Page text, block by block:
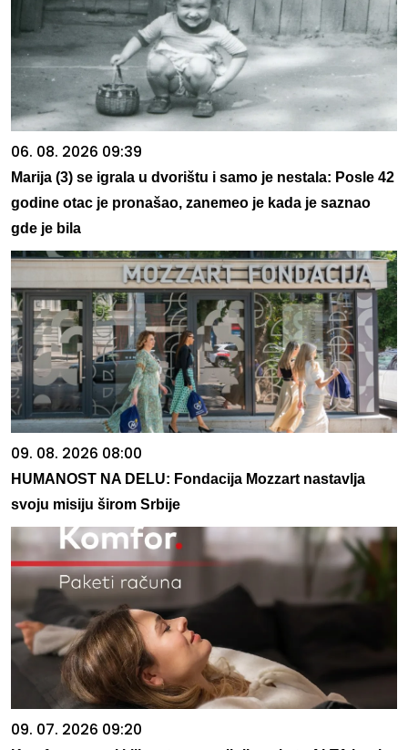
06. 08. 2026 09:39
Marija (3) se igrala u dvorištu i samo je nestala: Posle 42
godine otac je pronašao, zanemeo je kada je saznao
gde je bila
09. 08. 2026 08:00
HUMANOST NA DELU: Fondacija Mozzart nastavlja
svoju misiju širom Srbije
09. 07. 2026 09:20